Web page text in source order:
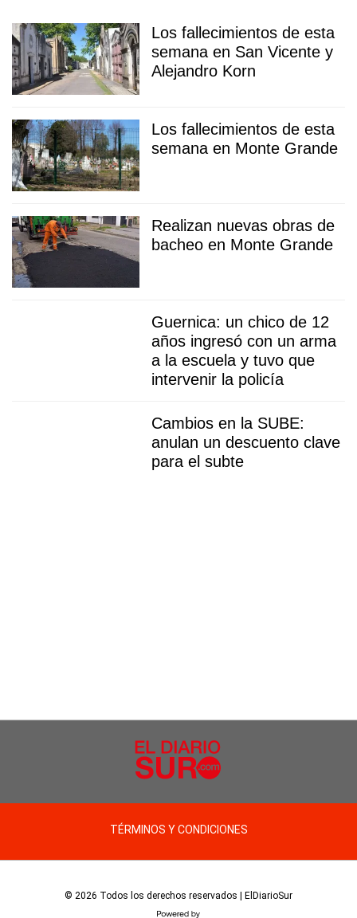
Los fallecimientos de esta
semana en San Vicente y
Alejandro Korn
Los fallecimientos de esta
semana en Monte Grande
Realizan nuevas obras de
bacheo en Monte Grande
Guernica: un chico de 12
años ingresó con un arma
a la escuela y tuvo que
intervenir la policía
Cambios en la SUBE:
anulan un descuento clave
para el subte
TÉRMINOS Y CONDICIONES
© 2026 Todos los derechos reservados | ElDiarioSur